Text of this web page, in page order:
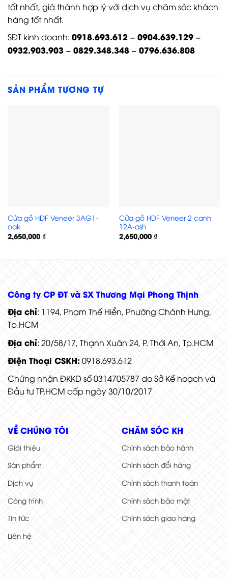
tốt nhất, giá thành hợp lý với dịch vụ chăm sóc khách
hàng tốt nhất.
SĐT kinh doanh: 0918.693.612 – 0904.639.129 –
0932.903.903 – 0829.348.348 – 0796.636.808
SẢN PHẨM TƯƠNG TỰ
Cửa gỗ HDF Veneer 3AG1-
oak
2,650,000 ₫
Cửa gỗ HDF Veneer 2 canh
12A-ash
2,650,000 ₫
Công ty CP ĐT và SX Thương Mại Phong Thịnh
Địa chỉ: 1194, Phạm Thế Hiển, Phường Chánh Hưng,
Tp.HCM
Địa chỉ: 20/58/17, Thạnh Xuân 24, P. Thới An, Tp.HCM
Điện Thoại CSKH: 0918.693.612
Chứng nhận ĐKKD số 0314705787 do Sở Kế hoạch và
Đầu tư TP.HCM cấp ngày 30/10/2017
VỀ CHÚNG TÔI
Giới thiệu
Sản phẩm
Dịch vụ
Công trình
Tin tức
Liên hệ
CHĂM SÓC KH
Chính sách bảo hành
Chính sách đổi hàng
Chính sách thanh toán
Chính sách bảo mật
Chính sách giao hàng